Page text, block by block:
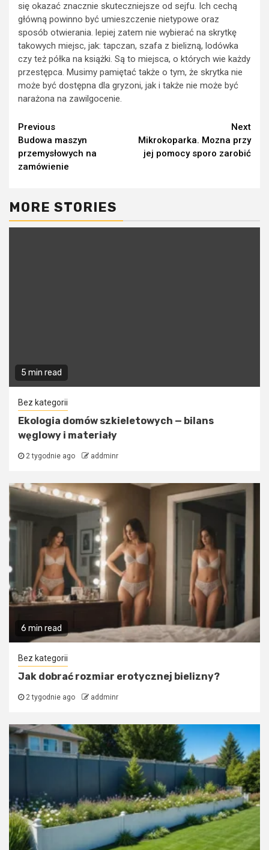
się okazać znacznie skuteczniejsze od sejfu. Ich cechą
główną powinno być umieszczenie nietypowe oraz
sposób otwierania. lepiej zatem nie wybierać na skrytkę
takowych miejsc, jak: tapczan, szafa z bielizną, lodówka
czy też półka na książki. Są to miejsca, o których wie każdy
przestępca. Musimy pamiętać także o tym, że skrytka nie
może być dostępna dla gryzoni, jak i także nie może być
narażona na zawilgocenie.
Continue
Reading
Previous
Budowa maszyn
przemysłowych na
zamówienie
Next
Mikrokoparka. Mozna przy
jej pomocy sporo zarobić
MORE STORIES
5 min read
Bez kategorii
Ekologia domów szkieletowych — bilans
węglowy i materiały
2 tygodnie ago addminr
6 min read
Bez kategorii
Jak dobrać rozmiar erotycznej bielizny?
2 tygodnie ago addminr